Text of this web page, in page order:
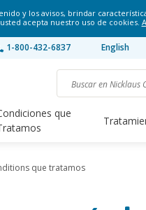
y los avisos, brindar
acepta nuestro uso de cookies.
1-800-432-6837 English
que
que tratamos